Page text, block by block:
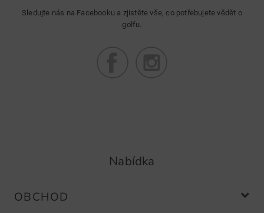
Sledujte nás na Facebooku a zjistěte vše, co potřebujete vědět o
golfu.
Nabídka
OBCHOD